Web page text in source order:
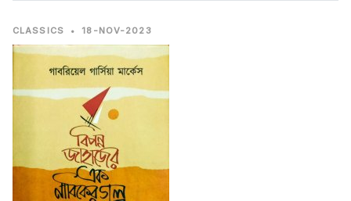
CLASSICS • 18-NOV-2023